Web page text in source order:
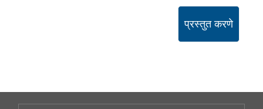
प्रस्तुत करणे